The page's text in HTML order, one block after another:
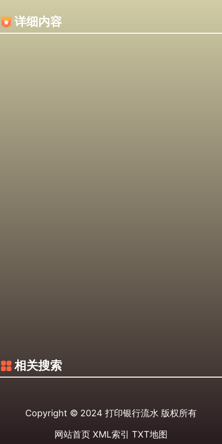
详细内容
相关搜索
Copyright © 2024 打印银行流水 版权所有
网站首页 XML索引 TXT地图